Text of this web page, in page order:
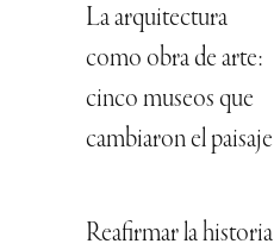
La arquitectura
como obra de arte:
cinco museos que
cambiaron el paisaje
Reafirmar la historia